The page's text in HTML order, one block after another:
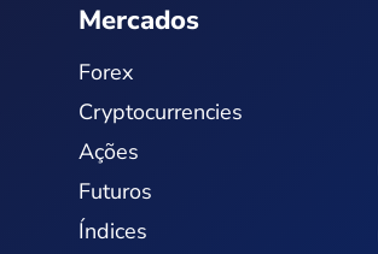
Mercados
Forex
Cryptocurrencies
Ações
Futuros
Índices